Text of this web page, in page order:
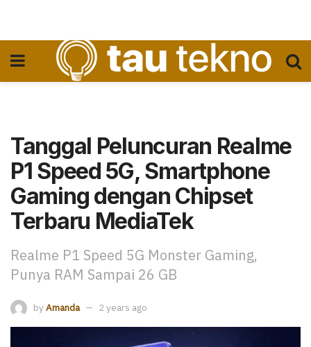
Tanggal Peluncuran Realme
P1 Speed 5G, Smartphone
Gaming dengan Chipset
Terbaru MediaTek
Realme P1 Speed 5G Monster Gaming,
Punya RAM Sampai 26 GB
by Amanda 2 years ago